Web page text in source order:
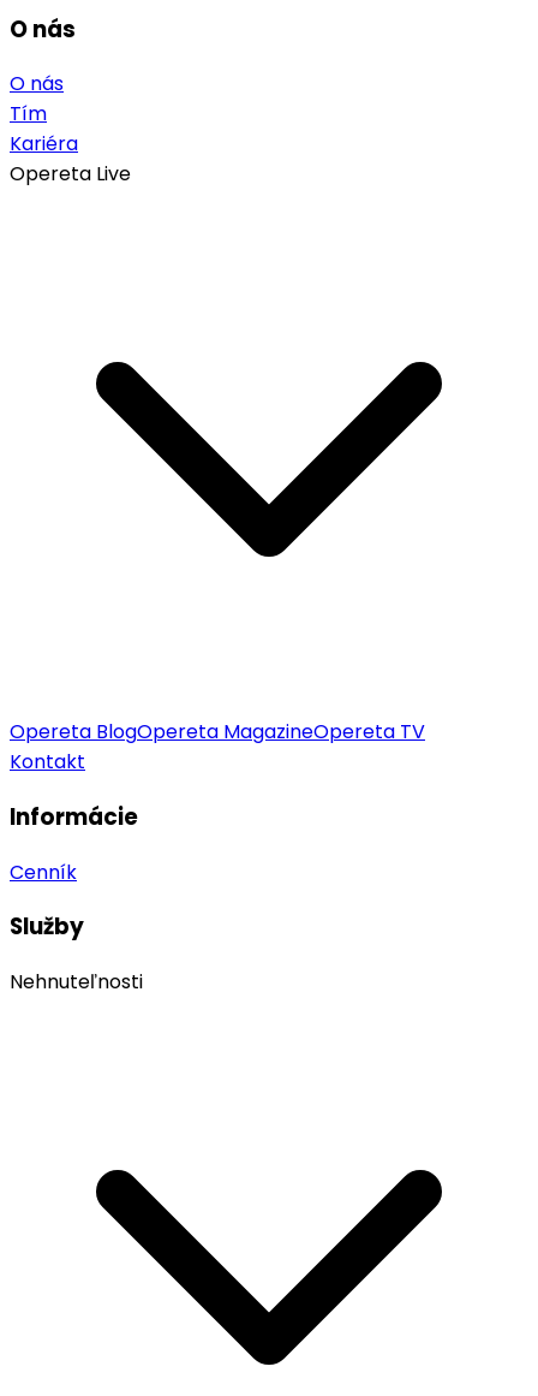
O nás
O nás
Tím
Kariéra
Opereta Live
Opereta BlogOpereta MagazineOpereta TV
Kontakt
Informácie
Cenník
Služby
Nehnuteľnosti